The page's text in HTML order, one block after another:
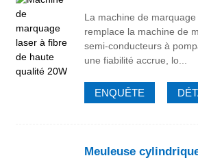
La machine de
remplace la machine de
semi-conducteurs à
une fiabilité accrue, lo...
ENQUÊTE
Meuleuse